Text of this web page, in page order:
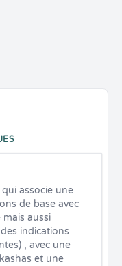
associe une
de base avec
mais aussi
indications
, avec une
et une